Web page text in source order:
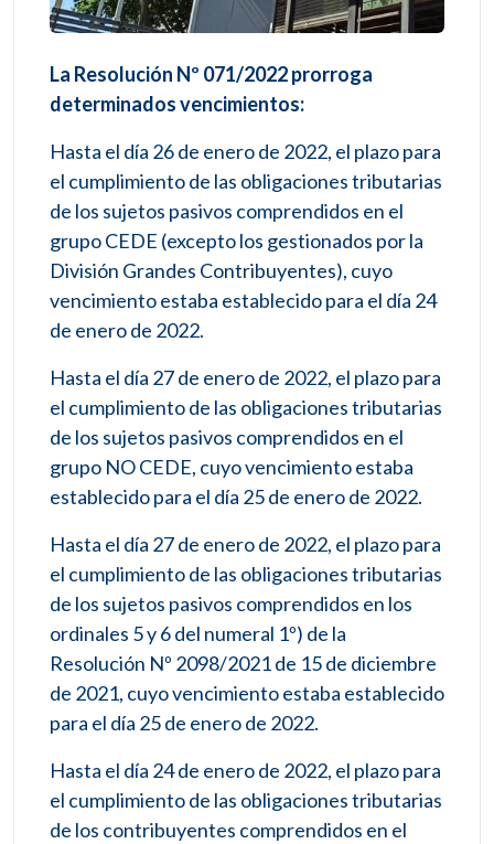
La Resolución Nº 071/2022 prorroga
determinados vencimientos:
Hasta el día 26 de enero de 2022, el plazo para
el cumplimiento de las obligaciones tributarias
de los sujetos pasivos comprendidos en el
grupo CEDE (excepto los gestionados por la
División Grandes Contribuyentes), cuyo
vencimiento estaba establecido para el día 24
de enero de 2022.
Hasta el día 27 de enero de 2022, el plazo para
el cumplimiento de las obligaciones tributarias
de los sujetos pasivos comprendidos en el
grupo NO CEDE, cuyo vencimiento estaba
establecido para el día 25 de enero de 2022.
Hasta el día 27 de enero de 2022, el plazo para
el cumplimiento de las obligaciones tributarias
de los sujetos pasivos comprendidos en los
ordinales 5 y 6 del numeral 1º) de la
Resolución Nº 2098/2021 de 15 de diciembre
de 2021, cuyo vencimiento estaba establecido
para el día 25 de enero de 2022.
Hasta el día 24 de enero de 2022, el plazo para
el cumplimiento de las obligaciones tributarias
de los contribuyentes comprendidos en el